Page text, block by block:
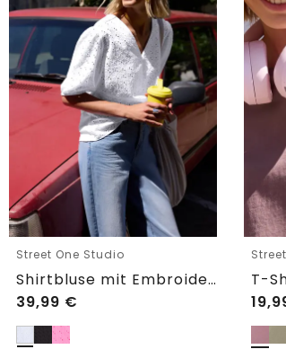
Street One Studio
Shirtbluse mit Embroidery-Front
39,99 €